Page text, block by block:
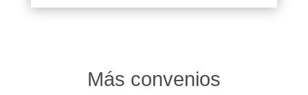
Más convenios